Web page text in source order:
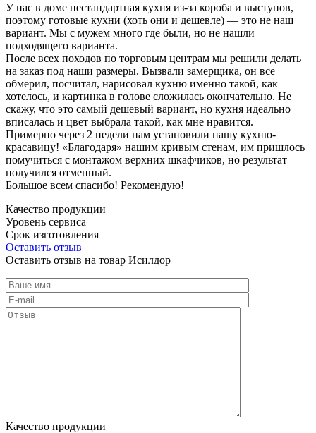
У нас в доме нестандартная кухня из-за короба и выступов,
поэтому готовые кухни (хоть они и дешевле) — это не наш
вариант. Мы с мужем много где были, но не нашли
подходящего варианта.
После всех походов по торговым центрам мы решили делать
на заказ под наши размеры. Вызвали замерщика, он все
обмерил, посчитал, нарисовал кухню именно такой, как
хотелось, и картинка в голове сложилась окончательно. Не
скажу, что это самый дешевый вариант, но кухня идеально
вписалась и цвет выбрала такой, как мне нравится.
Примерно через 2 недели нам установили нашу кухню-
красавицу! «Благодаря» нашим кривым стенам, им пришлось
помучиться с монтажом верхних шкафчиков, но результат
получился отменный.
Большое всем спасибо! Рекомендую!
Качество продукции
Уровень сервиса
Срок изготовления
Оставить отзыв
Оставить отзыв на товар Исилдор
Качество продукции